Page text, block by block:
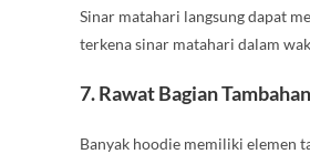
Sinar matahari langsung dapat
terkena sinar matahari dalam
7.Rawat Bagian
Banyak hoodie memiliki elemen